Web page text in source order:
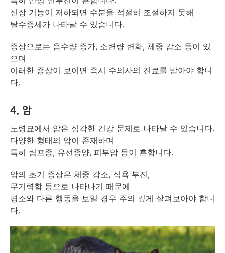
신장 기능이 저하되면 수분을 적절히 조절하지 못해
탈수증세가 나타날 수 있습니다.
증상으로는 음수량 증가, 소변량 변화, 체중 감소 등이 있
으며
이러한 증상이 보이면 즉시 수의사의 진료를 받아야 합니
다.
4. 암
노령묘에서 암은 심각한 건강 문제로 나타날 수 있습니다.
다양한 형태의 암이 존재하며
특히 림프종, 유선종양, 피부암 등이 흔합니다.
암의 초기 증상은 체중 감소, 식욕 부진,
무기력함 등으로 나타나기 때문에
평소와 다른 행동을 보일 경우 주의 깊게 살펴보아야 합니
다.